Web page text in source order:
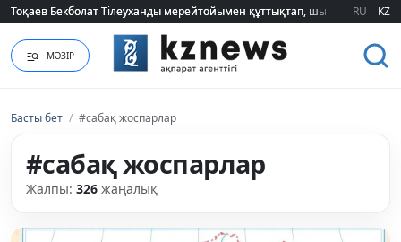
Тоқаев Бекболат Тілеуханды мерейтойымен құттықтап, шығармашылық
Тоқаев Бекболат Тілеуханды мерейтойымен құттықтап, шығармашылық
RU KZ
МӘЗІР
Басты бет / #сабақ жоспарлар
#сабақ жоспарлар
Жалпы: 326 жаңалық